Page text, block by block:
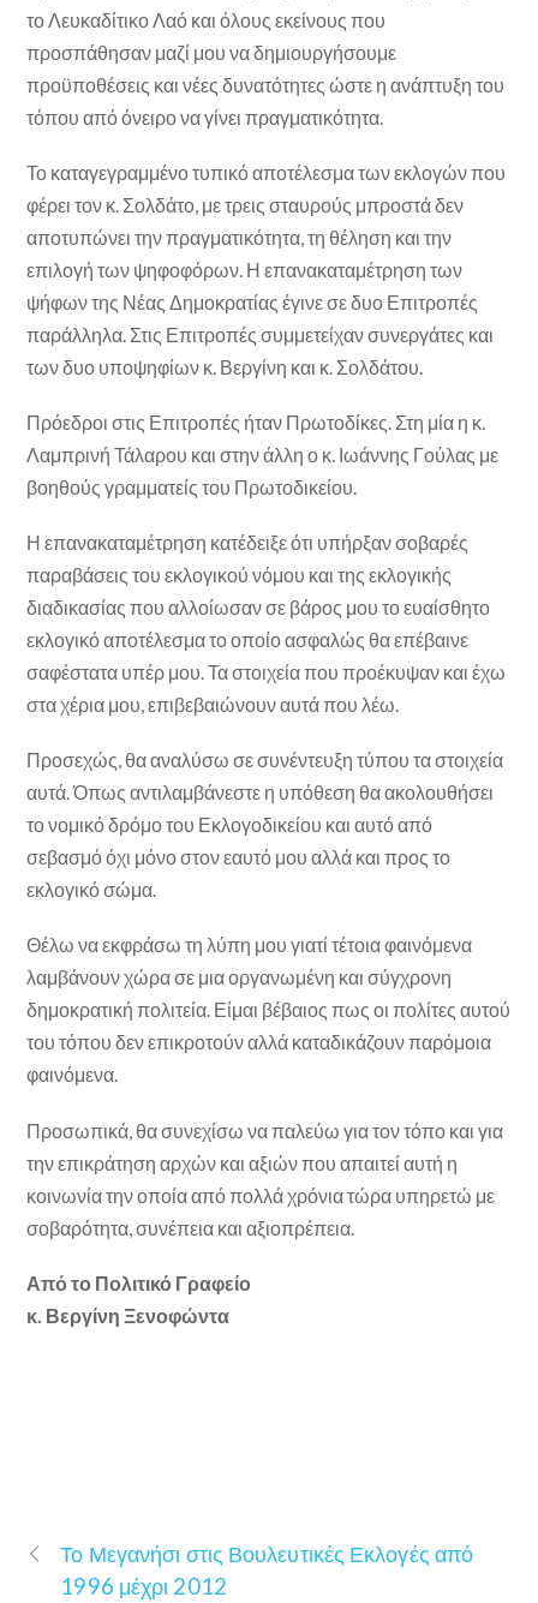
το Λευκαδίτικο Λαό και όλους εκείνους που
προσπάθησαν μαζί μου να δημιουργήσουμε
προϋποθέσεις και νέες δυνατότητες ώστε η ανάπτυξη του
τόπου από όνειρο να γίνει πραγματικότητα.
Το καταγεγραμμένο τυπικό αποτέλεσμα των εκλογών που
φέρει τον κ. Σολδάτο, με τρεις σταυρούς μπροστά δεν
αποτυπώνει την πραγματικότητα, τη θέληση και την
επιλογή των ψηφοφόρων. Η επανακαταμέτρηση των
ψήφων της Νέας Δημοκρατίας έγινε σε δυο Επιτροπές
παράλληλα. Στις Επιτροπές συμμετείχαν συνεργάτες και
των δυο υποψηφίων κ. Βεργίνη και κ. Σολδάτου.
Πρόεδροι στις Επιτροπές ήταν Πρωτοδίκες. Στη μία η κ.
Λαμπρινή Τάλαρου και στην άλλη ο κ. Ιωάννης Γούλας με
βοηθούς γραμματείς του Πρωτοδικείου.
Η επανακαταμέτρηση κατέδειξε ότι υπήρξαν σοβαρές
παραβάσεις του εκλογικού νόμου και της εκλογικής
διαδικασίας που αλλοίωσαν σε βάρος μου το ευαίσθητο
εκλογικό αποτέλεσμα το οποίο ασφαλώς θα επέβαινε
σαφέστατα υπέρ μου. Τα στοιχεία που προέκυψαν και έχω
στα χέρια μου, επιβεβαιώνουν αυτά που λέω.
Προσεχώς, θα αναλύσω σε συνέντευξη τύπου τα στοιχεία
αυτά. Όπως αντιλαμβάνεστε η υπόθεση θα ακολουθήσει
το νομικό δρόμο του Εκλογοδικείου και αυτό από
σεβασμό όχι μόνο στον εαυτό μου αλλά και προς το
εκλογικό σώμα.
Θέλω να εκφράσω τη λύπη μου γιατί τέτοια φαινόμενα
λαμβάνουν χώρα σε μια οργανωμένη και σύγχρονη
δημοκρατική πολιτεία. Είμαι βέβαιος πως οι πολίτες αυτού
του τόπου δεν επικροτούν αλλά καταδικάζουν παρόμοια
φαινόμενα.
Προσωπικά, θα συνεχίσω να παλεύω για τον τόπο και για
την επικράτηση αρχών και αξιών που απαιτεί αυτή η
κοινωνία την οποία από πολλά χρόνια τώρα υπηρετώ με
σοβαρότητα, συνέπεια και αξιοπρέπεια.
Από το Πολιτικό Γραφείο
κ. Βεργίνη Ξενοφώντα
Το Μεγανήσι στις Βουλευτικές Εκλογές από
1996 μέχρι 2012